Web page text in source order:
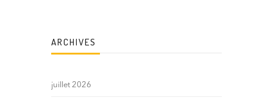
ARCHIVES
juillet 2026